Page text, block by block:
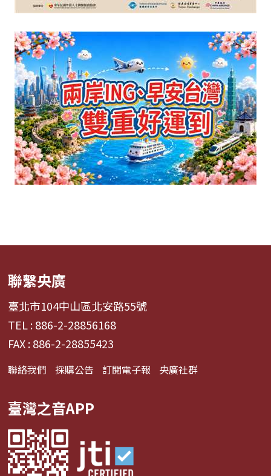
聯繫央廣
臺北市104中山區北安路55號
TEL : 886-2-28856168
FAX : 886-2-28855423
聯絡我們 採購公告 訂閱電子報 央廣社群
臺灣之音APP